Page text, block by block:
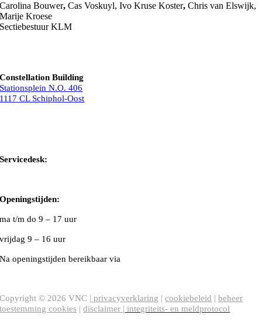
Carolina Bouwer,Cas Voskuyl, Ivo Kruse Koster,Chris van Elswijk,
Marije Kroese
Sectiebestuur KLM
Constellation Building
Stationsplein N.O. 406
1117 CL Schiphol-Oost
Servicedesk:
Openingstijden:
ma t/m do9 – 17 uur
vrijdag 9 – 16 uur
Na openingstijden bereikbaar via
Copyright © 2026VNC | privacyverklaring |cookiebeleid |beheer
toestemming cookies |disclaimer | integriteits- en meldprotocol